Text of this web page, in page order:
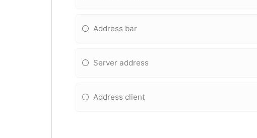
Address bar
Server address
Address client